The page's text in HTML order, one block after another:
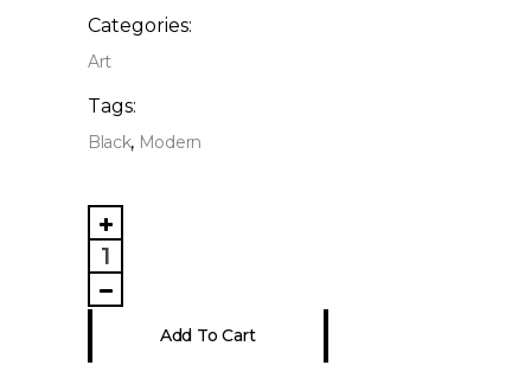
Categories:
Art
Tags:
Black, Modern
Pink
Pois
quantity
Add To Cart